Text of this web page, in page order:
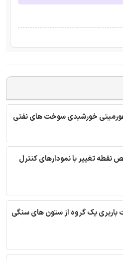
خورشیدی سوخت های نفتی
نقطه تغییر با نمودارهای کنترل
باربری یک گروه از ستون های سنگی